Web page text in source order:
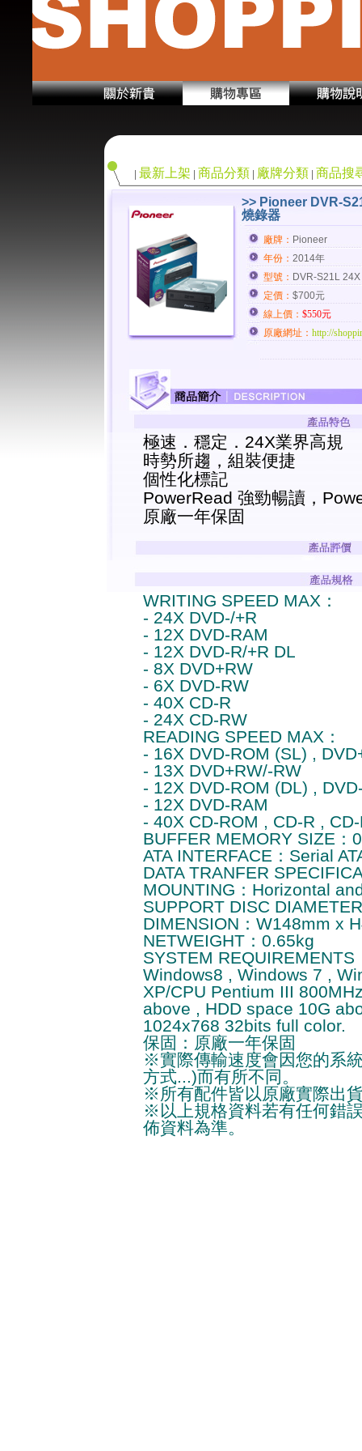
最新上架 商品分類 廠牌分類 商品搜
>> Pioneer DVR-
燒錄器
廠牌： Pioneer
年份： 2014年
型號： DVR-S21L 24X
定價： $700元
線上價： $550元
原廠網址： http://
極速．穩定．24X業界高規
時勢所趨，組裝便捷
個性化標記
PowerRead 強勁暢讀，
原廠一年保固
WRITING SPEED MAX：
- 24X DVD-/+R
- 12X DVD-RAM
- 12X DVD-R/+R DL
- 8X DVD+RW
- 6X DVD-RW
- 40X CD-R
- 24X CD-RW
READING SPEED MAX：
- 16X DVD-ROM (SL) ,
- 13X DVD+RW/-RW
- 12X DVD-ROM (DL) ,
- 12X DVD-RAM
- 40X CD-ROM , CD-R ,
BUFFER MEMORY SIZE：
ATA INTERFACE：Serial
DATA TRANFER
MOUNTING：Horizontal
SUPPORT DISC
DIMENSION：W148mm x
NETWEIGHT：0.65kg
SYSTEM
Windows8 , Windows 7 ,
XP/CPU Pentium III
above , HDD space 10G
1024x768 32bits full color.
保固：原廠一年保固
※實際傳輸速度會因您的系
方式...)而有所不同。
※所有配件皆以原廠實際出
※以上規格資料若有任何錯
佈資料為準。